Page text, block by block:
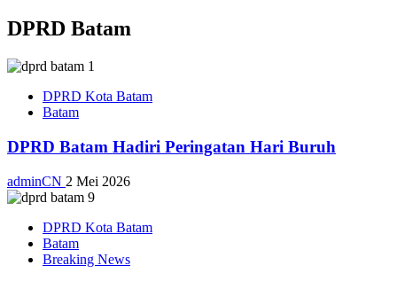
DPRD Batam
DPRD Kota Batam
Batam
DPRD Batam Hadiri Peringatan Hari Buruh
adminCN 2 Mei 2026
DPRD Kota Batam
Batam
Breaking News